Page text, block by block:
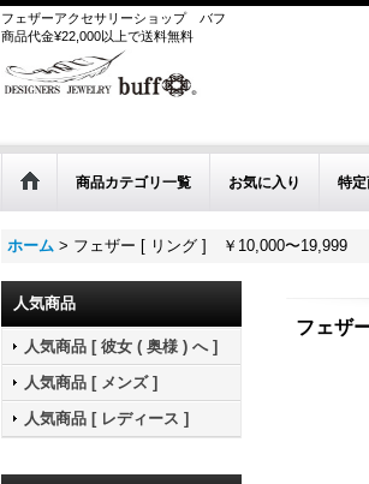
フェザーアクセサリーショップ
バフ
商品代金¥22,000以上で送料無料
商品カテゴリ一覧 お気に入り 特
ホーム > フェザー [ リング ] ￥10,000〜19,999
人気商品
人気商品 [ 彼女 ( 奥様 ) へ ]
人気商品 [ メンズ ]
人気商品 [ レディース ]
フェザ